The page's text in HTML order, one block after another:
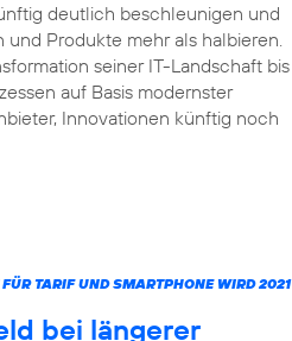
deutlich beschleunigen und
Produkte mehr als halbieren.
seiner IT-Landschaft bis
auf Basis modernster
Innovationen künftig noch
TARIF UND SMARTPHONE WIRD 2021
bei längerer